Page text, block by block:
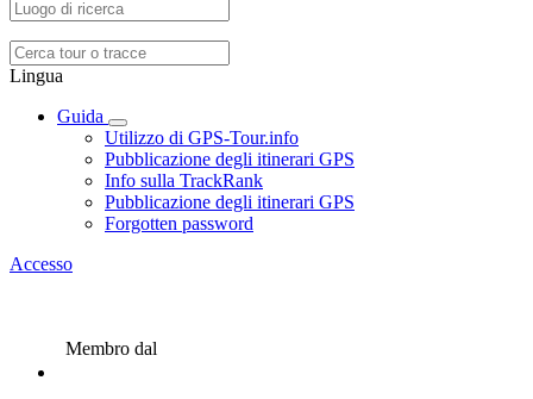
Lingua
Guida
Utilizzo di GPS-Tour.info
Pubblicazione degli itinerari GPS
Info sulla TrackRank
Pubblicazione degli itinerari GPS
Forgotten password
Accesso
Membro dal